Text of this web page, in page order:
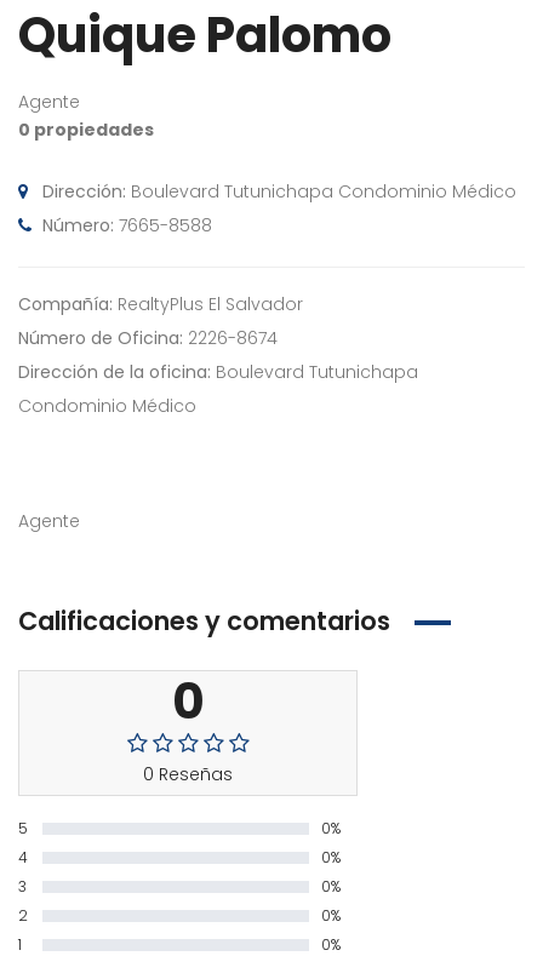
Quique Palomo
Agente
0 propiedades
Dirección: Boulevard Tutunichapa Condominio Médico
Número: 7665-8588
Compañía: RealtyPlus El Salvador
Número de Oficina: 2226-8674
Dirección de la oficina: Boulevard Tutunichapa
Condominio Médico
Agente
Calificaciones y comentarios
0
0 Reseñas
5
0%
4
0%
3
0%
2
0%
1
0%